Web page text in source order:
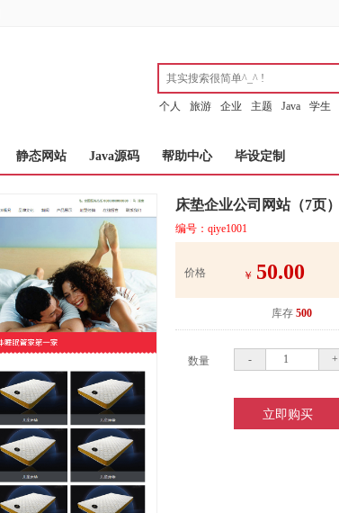
个人 旅游 企业 主题 Java 学生
静态网站 Java源码 帮助中心 毕设定制
床垫企业公司网站（7页）
编号：qiye1001
价格 ￥ 50.00
库存 500
数量 - +
立即购买